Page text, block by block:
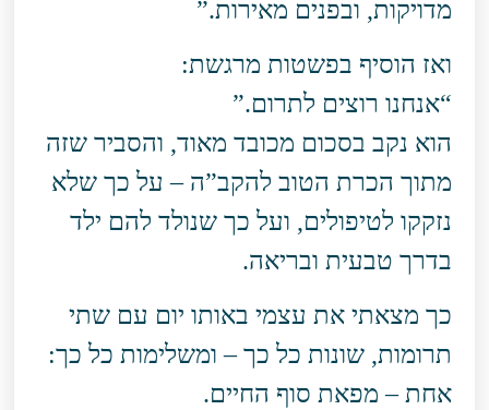
מדויקות, ובפנים מאירות.”
ואז הוסיף בפשטות מרגשת:
“אנחנו רוצים לתרום.”
הוא נקב בסכום מכובד מאוד, והסביר שזה
מתוך הכרת הטוב להקב”ה – על כך שלא
נזקקו לטיפולים, ועל כך שנולד להם ילד
בדרך טבעית ובריאה.
כך מצאתי את עצמי באותו יום עם שתי
תרומות, שונות כל כך – ומשלימות כל כך:
אחת – מפאת סוף החיים.